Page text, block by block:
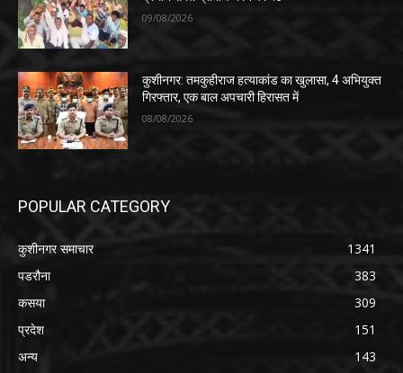
09/08/2026
कुशीनगर: तमकुहीराज हत्याकांड का खुलासा, 4 अभियुक्त
गिरफ्तार, एक बाल अपचारी हिरासत में
08/08/2026
POPULAR CATEGORY
कुशीनगर समाचार
1341
पडरौना
383
कसया
309
प्रदेश
151
अन्य
143